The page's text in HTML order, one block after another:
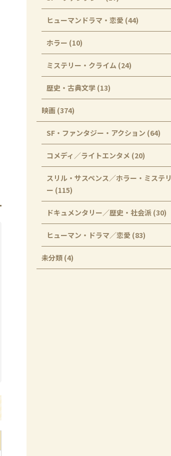
ヒューマンドラマ・恋愛 (44)
ホラー (10)
ミステリー・クライム (24)
歴史・古典文学 (13)
映画 (374)
SF・ファンタジー・アクション (64)
コメディ／ライトエンタメ (20)
スリル・サスペンス／ホラー・ミステリ
ー (115)
ドキュメンタリー／歴史・社会派 (30)
ヒューマン・ドラマ／恋愛 (83)
未分類 (4)